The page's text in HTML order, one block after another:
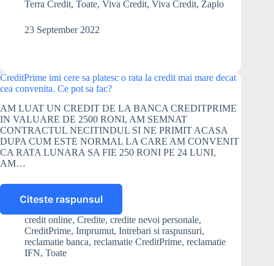
Terra Credit, Toate, Viva Credit, Viva Credit, Zaplo
23 September 2022
CreditPrime imi cere sa platesc o rata la credit mai mare decat
cea convenita. Ce pot sa fac?
AM LUAT UN CREDIT DE LA BANCA CREDITPRIME
IN VALUARE DE 2500 RONI, AM SEMNAT
CONTRACTUL NECITINDUL SI NE PRIMIT ACASA
DUPA CUM ESTE NORMAL LA CARE AM CONVENIT
CA RATA LUNARA SA FIE 250 RONI PE 24 LUNI,
AM…
Citeste raspunsul
CreditPrime
imi
cere
sa
platesc
credit online, Credite, credite nevoi personale,
CreditPrime, Imprumut, Intrebari si raspunsuri,
reclamatie banca, reclamatie CreditPrime, reclamatie
IFN, Toate